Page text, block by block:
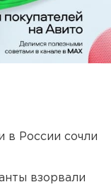
в России сочли
взорвали